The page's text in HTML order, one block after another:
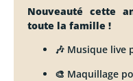
Nouveauté cette
toute la famille !
🎶 Musique live
🎨 Maquillage